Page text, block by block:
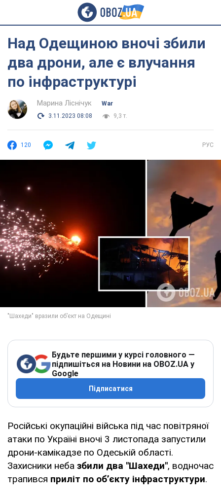
Над Одещиною вночі збили
два дрони, але є влучання
по інфраструктурі
Марина Ліснічук
War
3.11.2023 08:08
9,3 т.
120 РУС
Будьте першими у курсі головного —
підпишіться на Новини на OBOZ.UA у
Google
Підписатися
Російські окупаційні війська під час повітряної
атаки по Україні вночі 3 листопада запустили
дрони-камікадзе по Одеській області.
Захисники неба збили два "Шахеди", водночас
трапився приліт по об’єкту інфраструктури.